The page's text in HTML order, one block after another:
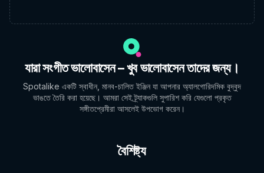
যারা সংগীত ভালোবাসেন – খুব ভালোবাসেন তাদের জন্য।
Spotalike একটি স্বাধীন, মানব-চালিত ইঞ্জিন যা আপনার অ্যালগোরিদমিক বুদ্বুদ
ভাঙতে তৈরি করা হয়েছে। আমরা সেই ট্র্যাকগুলি সুপারিশ করি যেগুলো প্রকৃত
সঙ্গীতপ্রেমীরা আসলেই উপভোগ করেন।
বৈশিষ্ট্য